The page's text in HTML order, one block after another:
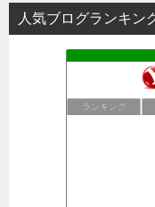
人気ブログランキン
ランキング